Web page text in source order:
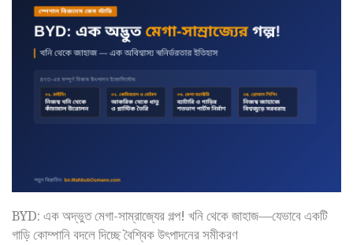
BYD: এক অদ্ভুত মেগা-সাম্রাজ্যের গল্প! খনি থেকে জাহাজ—যেভাবে একটি
গাড়ি কোম্পানি বদলে দিচ্ছে বৈশ্বিক উৎপাদনের সমীকরণ